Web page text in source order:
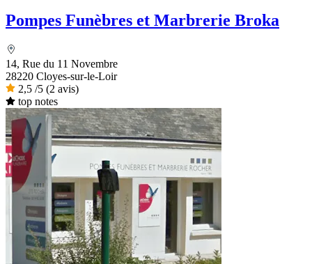
Pompes Funèbres et Marbrerie Broka
14, Rue du 11 Novembre
28220 Cloyes-sur-le-Loir
2,5 /5 (2 avis)
top notes